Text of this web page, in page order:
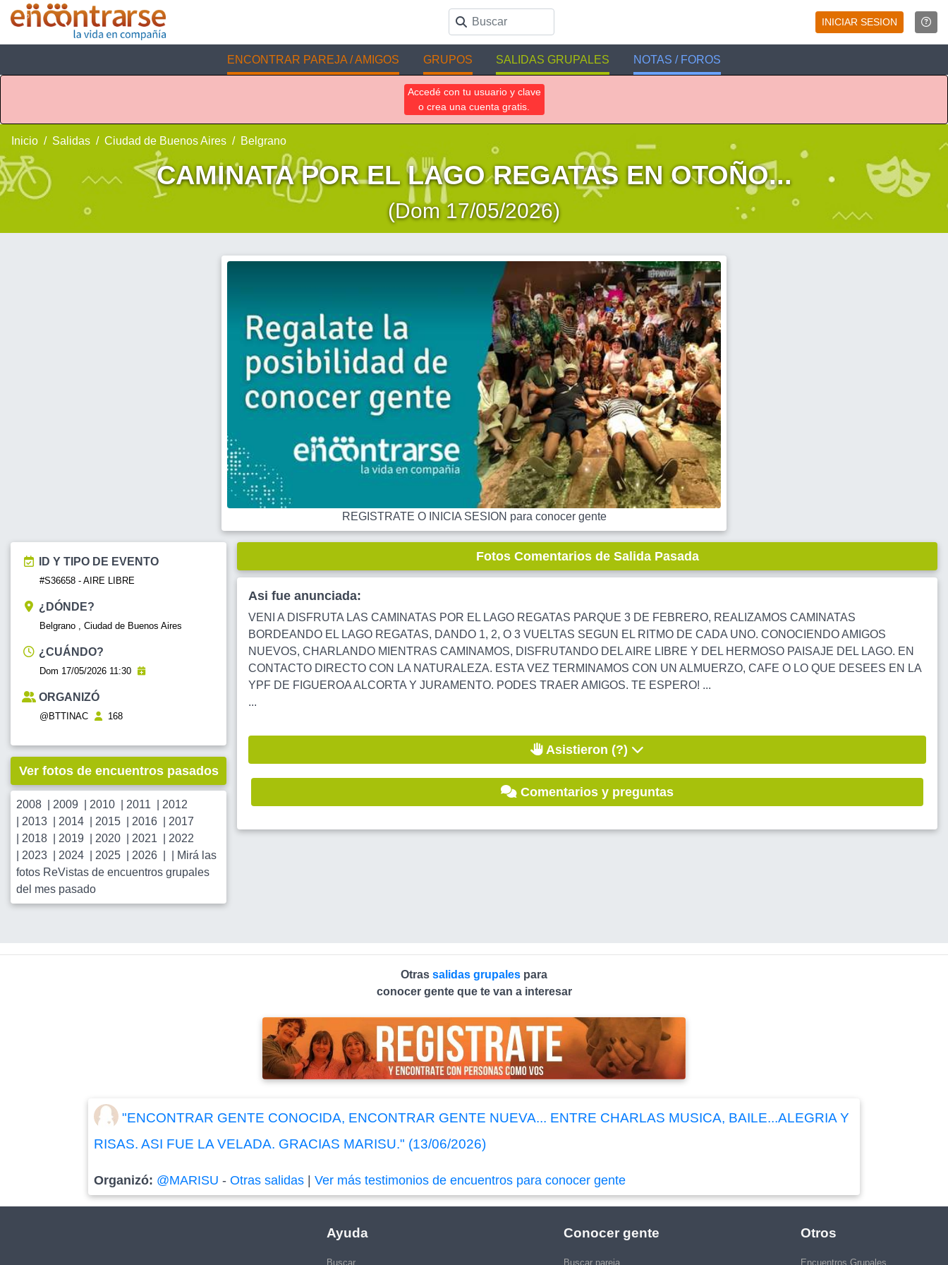
INICIAR SESION
ENCONTRAR PAREJA / AMIGOS GRUPOS SALIDAS GRUPALES NOTAS / FOROS
Accedé con tu usuario y clave
o crea una cuenta gratis.
Inicio Salidas Ciudad de Buenos Aires Belgrano
CAMINATA POR EL LAGO REGATAS EN OTOÑO...
(Dom 17/05/2026)
REGISTRATE O INICIA SESION para conocer gente
ID Y TIPO DE EVENTO
#S36658 - AIRE LIBRE
¿DÓNDE?
Belgrano , Ciudad de Buenos Aires
¿CUÁNDO?
Dom 17/05/2026 11:30
ORGANIZÓ
@BTTINAC 168
Ver fotos de encuentros pasados
2008 2009 2010 2011
2012
2013 2014 2015 2016
2017
2018 2019 2020 2021
2022
2023 2024 2025 2026
Mirá las
fotos ReVistas de encuentros grupales
del mes pasado
Fotos Comentarios de Salida Pasada
Asi fue anunciada:
VENI A DISFRUTA LAS CAMINATAS POR EL LAGO REGATAS PARQUE 3 DE FEBRERO, REALIZAMOS CAMINATAS
BORDEANDO EL LAGO REGATAS, DANDO 1, 2, O 3 VUELTAS SEGUN EL RITMO DE CADA UNO. CONOCIENDO AMIGOS
NUEVOS, CHARLANDO MIENTRAS CAMINAMOS, DISFRUTANDO DEL AIRE LIBRE Y DEL HERMOSO PAISAJE DEL LAGO. EN
CONTACTO DIRECTO CON LA NATURALEZA. ESTA VEZ TERMINAMOS CON UN ALMUERZO, CAFE O LO QUE DESEES EN LA
YPF DE FIGUEROA ALCORTA Y JURAMENTO. PODES TRAER AMIGOS. TE ESPERO! ...
...
Asistieron (?)
Comentarios y preguntas
Otras salidas grupales para
conocer gente que te van a interesar
"ENCONTRAR GENTE CONOCIDA, ENCONTRAR GENTE NUEVA... ENTRE CHARLAS MUSICA, BAILE...ALEGRIA Y
RISAS. ASI FUE LA VELADA. GRACIAS MARISU." (13/06/2026)
Organizó: @MARISU -Otras salidas |Ver más testimonios de encuentros para conocer gente
Ayuda
Buscar
Conocer gente
Buscar pareja
Otros
Encuentros Grupales